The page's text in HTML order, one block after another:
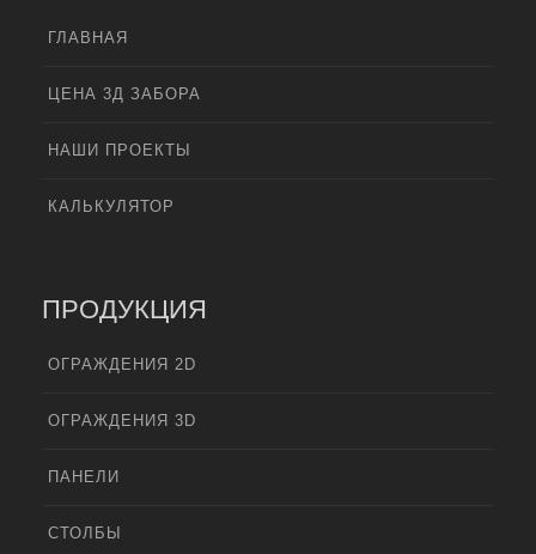
ГЛАВНАЯ
ЦЕНА 3Д ЗАБОРА
НАШИ ПРОЕКТЫ
КАЛЬКУЛЯТОР
ПРОДУКЦИЯ
ОГРАЖДЕНИЯ 2D
ОГРАЖДЕНИЯ 3D
ПАНЕЛИ
СТОЛБЫ